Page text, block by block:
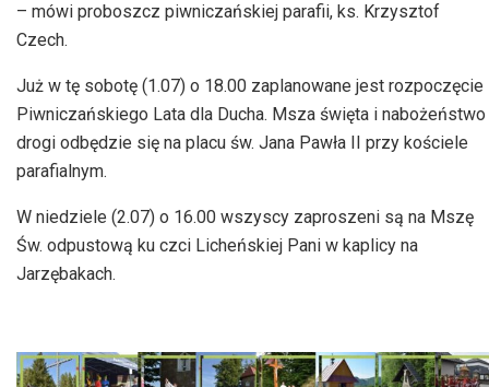
– mówi proboszcz piwniczańskiej parafii, ks. Krzysztof
Czech.
Już w tę sobotę (1.07) o 18.00 zaplanowane jest rozpoczęcie
Piwniczańskiego Lata dla Ducha. Msza święta i nabożeństwo
drogi odbędzie się na placu św. Jana Pawła II przy kościele
parafialnym.
W niedziele (2.07) o 16.00 wszyscy zaproszeni są na Mszę
Św. odpustową ku czci Licheńskiej Pani w kaplicy na
Jarzębakach.